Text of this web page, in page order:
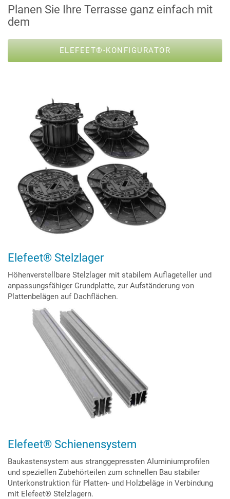
Planen Sie Ihre Terrasse ganz einfach mit
dem
ELEFEET®-KONFIGURATOR
Elefeet® Stelzlager
Höhenverstellbare Stelzlager mit stabilem Auflageteller und
anpassungsfähiger Grundplatte, zur Aufständerung von
Plattenbelägen auf Dachflächen.
Elefeet® Schienensystem
Baukastensystem aus stranggepressten Aluminiumprofilen
und speziellen Zubehörteilen zum schnellen Bau stabiler
Unterkonstruktion für Platten- und Holzbeläge in Verbindung
mit Elefeet® Stelzlagern.